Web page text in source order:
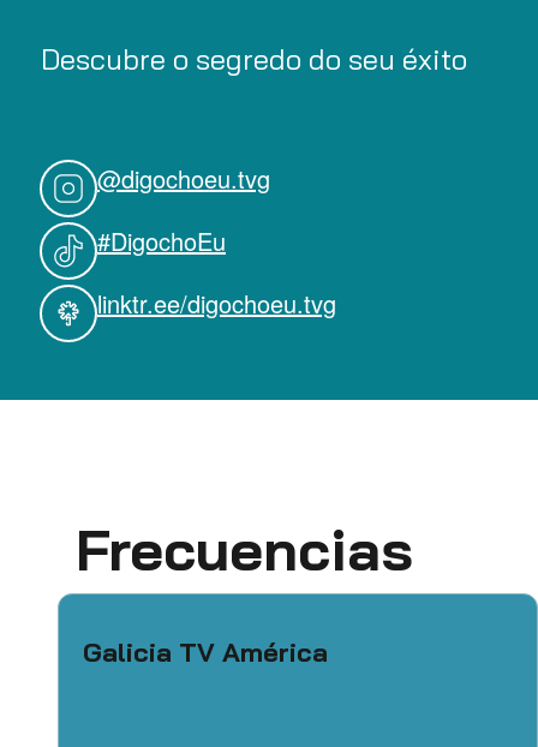
Descubre o segredo do seu éxito
@digochoeu.tvg
#DigochoEu
linktr.ee/digochoeu.tvg
Frecuencias
Galicia TV América